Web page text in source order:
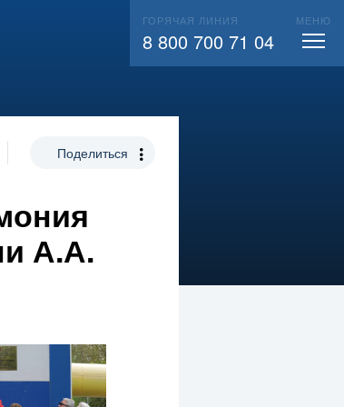
ВЫЗВАТЬ СЛЕСАРЯ
ГОРЯЧАЯ ЛИНИЯ
8 800 700 71 04
МЕНЮ
Поделиться
А.А.